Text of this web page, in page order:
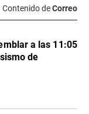
Contenido deCorreo
a las 11:05
de